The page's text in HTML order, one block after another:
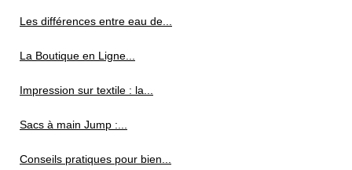
Les différences entre eau de...
La Boutique en Ligne...
Impression sur textile : la...
Sacs à main Jump :...
Conseils pratiques pour bien...